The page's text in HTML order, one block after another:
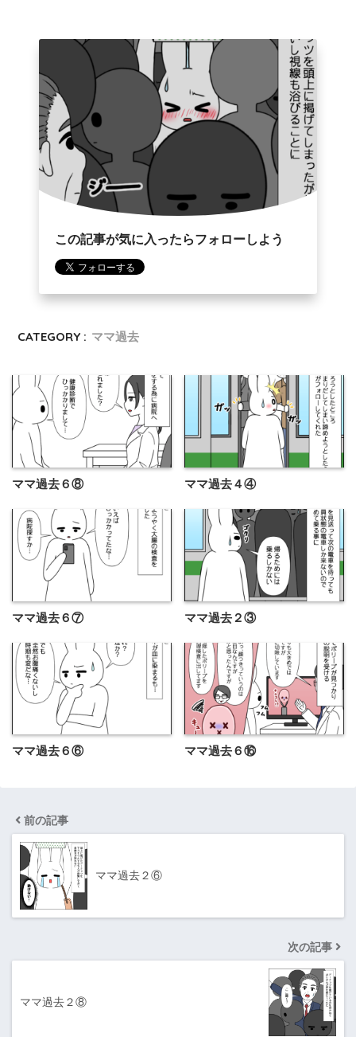
この記事が気に入ったらフォローしよう
CATEGORY : ママ過去
ママ過去６⑧ ママ過去４④
ママ過去６⑦ ママ過去２③
ママ過去６⑥ ママ過去６⑯
前の記事
ママ過去２⑥
次の記事
ママ過去２⑧